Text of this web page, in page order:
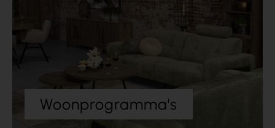
Woonprogramma's